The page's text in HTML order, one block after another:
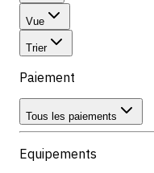
Vue
Trier
Paiement
Tous les paiements
Equipements